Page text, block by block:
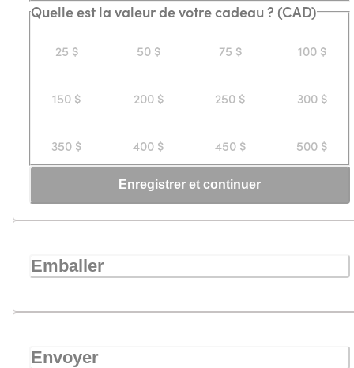
Quelle est la valeur de votre cadeau ? (CAD)
25 $ 50 $ 75 $ 100 $
150 $ 200 $ 250 $ 300 $
350 $ 400 $ 450 $ 500 $
Enregistrer et continuer
Emballer
Envoyer